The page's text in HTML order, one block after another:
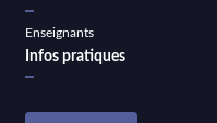
Enseignants
Infos pratiques